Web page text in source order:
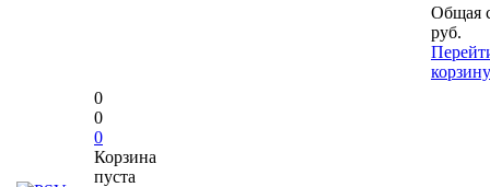
Общая
руб.
корзину
0
0
0
Корзина
пуста